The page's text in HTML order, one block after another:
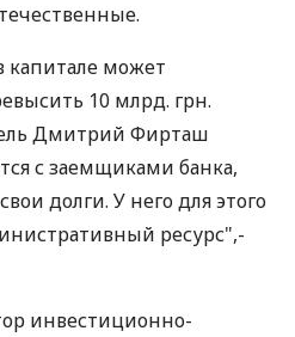
капитале может
10 млрд. грн.
Дмитрий Фирташ
с заемщиками банка,
долги. У него для этого
ресурс",-
инвестиционно-